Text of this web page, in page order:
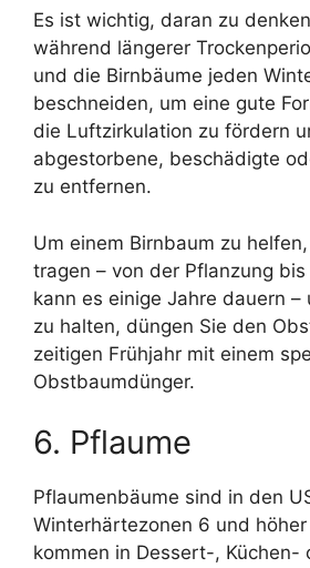
Es ist wichtig, daran zu
während längerer
und die Birnbäume jeden
beschneiden, um eine gute
die Luftzirkulation zu fördern
abgestorbene, beschädigte
zu entfernen.
Um einem Birnbaum zu
tragen – von der Pflanzung
kann es einige Jahre dauern –
zu halten, düngen Sie den
zeitigen Frühjahr mit einem
Obstbaumdünger.
6. Pflaume
Pflaumenbäume sind in den
Winterhärtezonen 6 und
kommen in Dessert-, Küchen-